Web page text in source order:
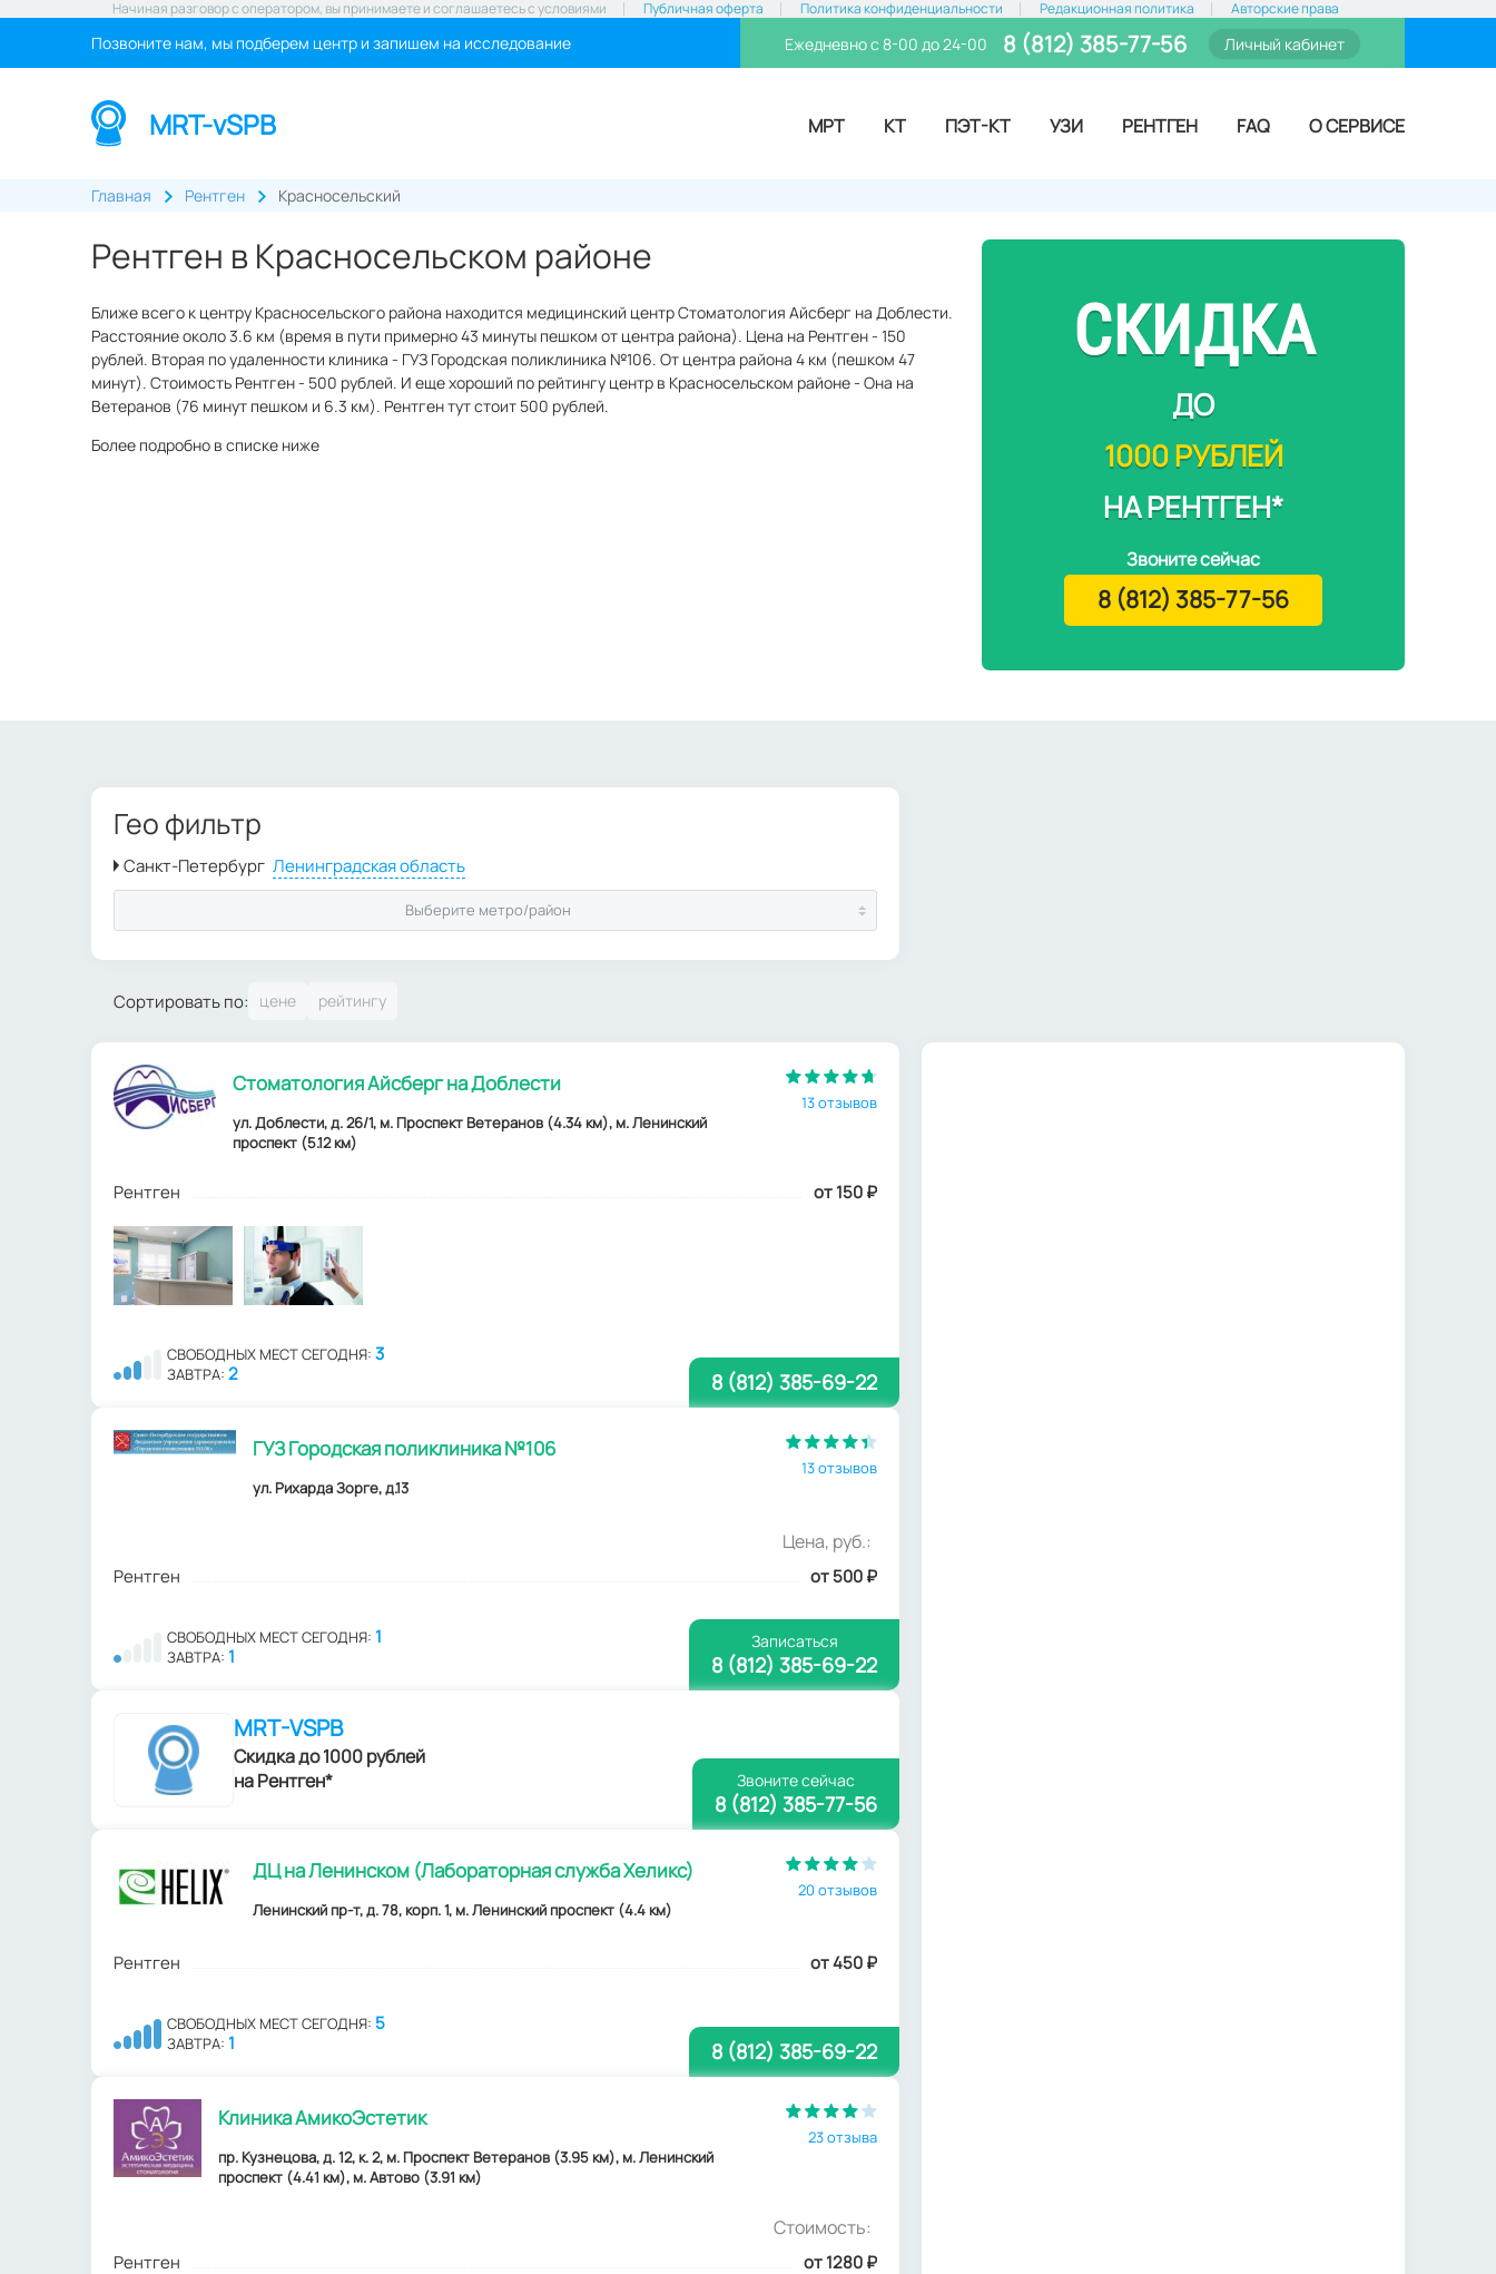
Начиная разговор с оператором, вы принимаете и соглашаетесь с условиями Публичная оферта Политика конфиденциальности Редакционная политика Авторские права
Позвоните нам, мы подберем центр и запишем на исследование Ежедневно с 8-00 до 24-00 8 (812) 385-77-56 Личный кабинет
MRT-vSPB МРТ КТ ПЭТ-КТ УЗИ РЕНТГЕН FAQ О СЕРВИСЕ
Главная Рентген Красносельский
Рентген в Красносельском районе
Ближе всего к центру Красносельского района находится медицинский центр Стоматология Айсберг на Доблести.
Расстояние около 3.6 км (время в пути примерно 43 минуты пешком от центра района). Цена на Рентген - 150
рублей. Вторая по удаленности клиника - ГУЗ Городская поликлиника №106. От центра района 4 км (пешком 47
минут). Стоимость Рентген - 500 рублей. И еще хороший по рейтингу центр в Красносельском районе - Она на
Ветеранов (76 минут пешком и 6.3 км). Рентген тут стоит 500 рублей.
Более подробно в списке ниже
СКИДКА
ДО
1000 РУБЛЕЙ
НА РЕНТГЕН*
Звоните сейчас
8 (812) 385-77-56
Гео фильтр
Выберите метро/район
Сортировать по:
Стоматология Айсберг на Доблести
ул. Доблести, д. 26/1, м. Проспект Ветеранов (4.34 км), м. Ленинский
проспект (5.12 км)
13 отзывов
Рентген от 150₽
СВОБОДНЫХ МЕСТ СЕГОДНЯ: 3
ЗАВТРА: 2 8 (812) 385-69-22
ГУЗ Городская поликлиника №106
ул. Рихарда Зорге, д.13
13 отзывов
Цена, руб.:
Рентген от 500₽
СВОБОДНЫХ МЕСТ СЕГОДНЯ: 1
ЗАВТРА: 1
Записаться
8 (812) 385-69-22
MRT-VSPB
Скидка до 1000 рублей
на Рентген*
Звоните сейчас
8 (812) 385-77-56
ДЦ на Ленинском (Лабораторная служба Хеликс)
Ленинский пр-т, д. 78, корп. 1, м. Ленинский проспект (4.4 км)
20 отзывов
Рентген от 450₽
СВОБОДНЫХ МЕСТ СЕГОДНЯ: 5
ЗАВТРА: 1 8 (812) 385-69-22
Клиника АмикоЭстетик
пр. Кузнецова, д. 12, к. 2, м. Проспект Ветеранов (3.95 км), м. Ленинский
проспект (4.41 км), м. Автово (3.91 км)
23 отзыва
Стоимость:
Рентген от 1280₽